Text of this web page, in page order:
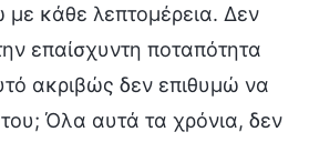
κάθε λεπτομέρεια. Δεν
επαίσχυντη ποταπότητα
ακριβώς δεν επιθυμώ να
Όλα αυτά τα χρόνια, δεν